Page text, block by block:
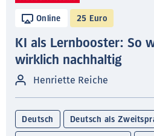
Online 25 Euro
KI als Lernbooster: So
wirklich nachhaltig
Henriette Reiche
Deutsch Deutsch als